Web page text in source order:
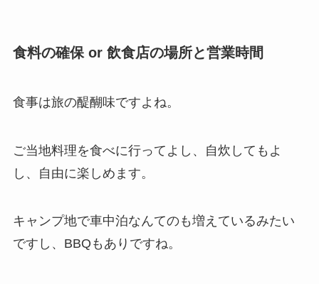
食料の確保 or 飲食店の場所と営業時間
食事は旅の醍醐味ですよね。
ご当地料理を食べに行ってよし、自炊してもよ
し、自由に楽しめます。
キャンプ地で車中泊なんてのも増えているみたい
ですし、BBQもありですね。